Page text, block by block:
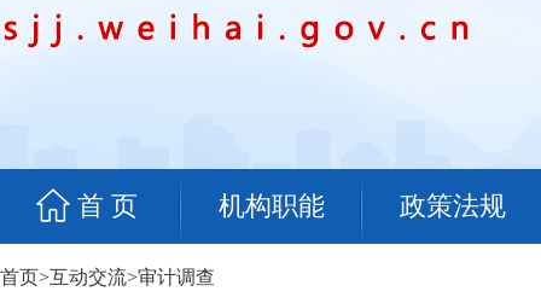
首 页 机构职能 政策法规
首页>互动交流>审计调查